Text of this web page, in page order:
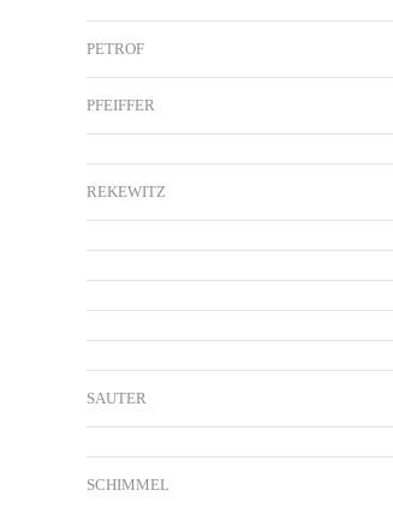
PETROF
PFEIFFER
REKEWITZ
SAUTER
SCHIMMEL